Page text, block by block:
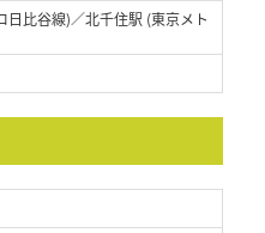
比谷線)／北千住駅 (東京メト